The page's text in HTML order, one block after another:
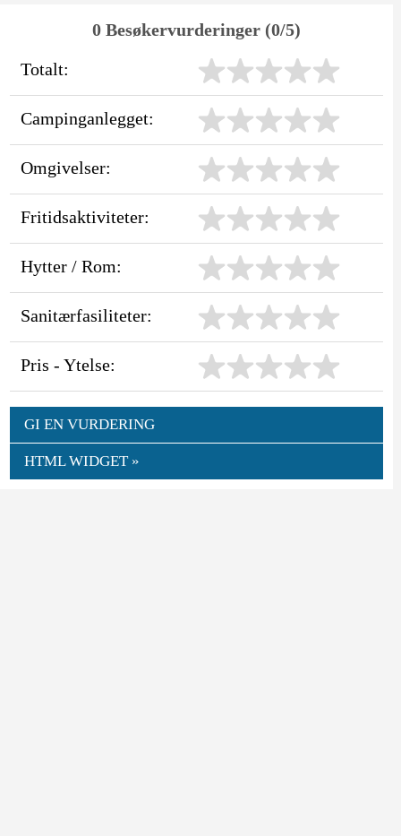
0 Besøkervurderinger (0/5)
Totalt:
Campinganlegget:
Omgivelser:
Fritidsaktiviteter:
Hytter / Rom:
Sanitærfasiliteter:
Pris - Ytelse:
GI EN VURDERING
HTML WIDGET »